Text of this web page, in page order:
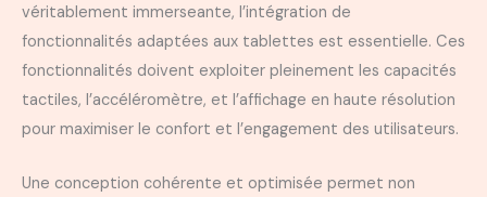
véritablement immerseante, l’intégration de
fonctionnalités adaptées aux tablettes est essentielle. Ces
fonctionnalités doivent exploiter pleinement les capacités
tactiles, l’accéléromètre, et l’affichage en haute résolution
pour maximiser le confort et l’engagement des utilisateurs.
Une conception cohérente et optimisée permet non